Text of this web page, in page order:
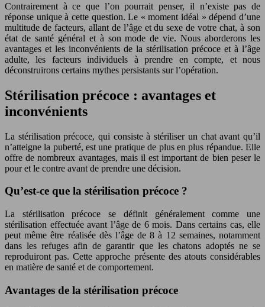
Contrairement à ce que l’on pourrait penser, il n’existe pas de
réponse unique à cette question. Le « moment idéal » dépend d’une
multitude de facteurs, allant de l’âge et du sexe de votre chat, à son
état de santé général et à son mode de vie. Nous aborderons les
avantages et les inconvénients de la stérilisation précoce et à l’âge
adulte, les facteurs individuels à prendre en compte, et nous
déconstruirons certains mythes persistants sur l’opération.
Stérilisation précoce : avantages et
inconvénients
La stérilisation précoce, qui consiste à stériliser un chat avant qu’il
n’atteigne la puberté, est une pratique de plus en plus répandue. Elle
offre de nombreux avantages, mais il est important de bien peser le
pour et le contre avant de prendre une décision.
Qu’est-ce que la stérilisation précoce ?
La stérilisation précoce se définit généralement comme une
stérilisation effectuée avant l’âge de 6 mois. Dans certains cas, elle
peut même être réalisée dès l’âge de 8 à 12 semaines, notamment
dans les refuges afin de garantir que les chatons adoptés ne se
reproduiront pas. Cette approche présente des atouts considérables
en matière de santé et de comportement.
Avantages de la stérilisation précoce